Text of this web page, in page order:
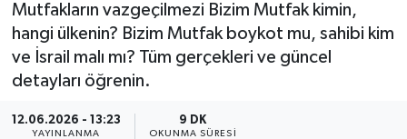
Mutfakların vazgeçilmezi Bizim Mutfak kimin,
hangi ülkenin? Bizim Mutfak boykot mu, sahibi kim
ve İsrail malı mı? Tüm gerçekleri ve güncel
detayları öğrenin.
12.06.2026 - 13:23
YAYINLANMA
9 DK
OKUNMA SÜRESI
Magazin
Ekonomi
Spor
Tüm Manşetler
Son Dakika Haberleri
Haber Arşivi